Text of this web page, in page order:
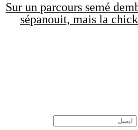
Sur un parcours semé
sépanouit, mais la